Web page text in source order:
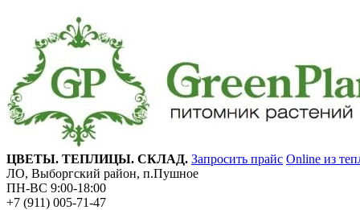
ЦВЕТЫ. ТЕПЛИЦЫ. СКЛАД. Запросить прайс Online из
ЛО, Выборгский район, п.Пушное
ПН-ВС 9:00-18:00
+7 (911) 005-71-47